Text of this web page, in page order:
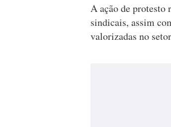
A ação de protesto
sindicais, assim
valorizadas no